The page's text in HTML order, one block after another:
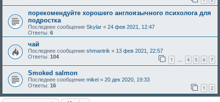
порекомендуйте хорошего англоязычного психолога для
подростка
Последнее сообщение Skylar « 24 фев 2021, 12:47
Ответы: 6
чай
Последнее сообщение shmantrik « 13 фев 2021, 22:57
Ответы: 104 1 … 4 5 6 7
Smoked salmon
Последнее сообщение mikei « 20 дек 2020, 19:33
Ответы: 16 1 2